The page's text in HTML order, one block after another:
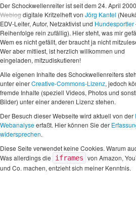
Der Schockwellenreiter ist seit dem 24. April
Weblogdigitale Kritzelheft von Jörg Kantel
EDV-Leiter, Autor, Netzaktivist und Hundesportler
Reihenfolge rein zufällig). Hier steht, was mir
Wem es nicht gefällt, der braucht ja nicht
Wer aber mitliest, ist herzlich willkommen und
eingeladen, mitzudiskutieren!
Alle eigenen Inhalte des Schockwellenreiters
unter einerCreative-Commons-Lizenz, jedoch
fremde Inhalte (speziell Videos, Photos und
Bilder) unter einer anderen Lizenz stehen.
Der Besuch dieser Webseite wird aktuell von der
Webanalyseerfaßt. Hier können Sie der
widersprechen.
Diese Seite verwendet keine Cookies. Warum
Was allerdings die
iframes von Amazon,
und Co. machen, entzieht sich meiner Kenntnis.